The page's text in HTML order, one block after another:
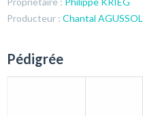
Producteur : Chantal AGUSSOL
Pédigrée